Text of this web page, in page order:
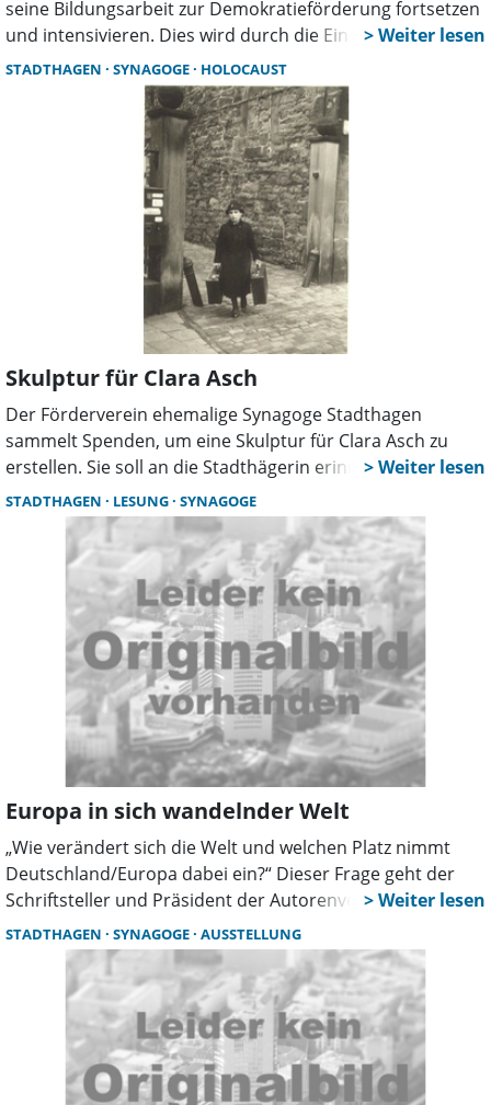
seine Bildungsarbeit zur Demokratieförderung fortsetzen
und intensivieren. Dies wird durch die Einrichtung einer
unbefristeten Stelle für eine Referentin möglich, die durch
einen Zuschuss des Landkreises sowie einen der
Rautenberg-Foundation finanziert wird.
STADTHAGEN SYNAGOGE HOLOCAUST
Skulptur für Clara Asch
Der Förderverein ehemalige Synagoge Stadthagen
sammelt Spenden, um eine Skulptur für Clara Asch zu
erstellen. Sie soll an die Stadthägerin erinnern ebenso wie
die anderen Juden aus Schaumburg, die in der NS-Zeit
ermordet wurden.
STADTHAGEN LESUNG SYNAGOGE
Europa in sich wandelnder Welt
„Wie verändert sich die Welt und welchen Platz nimmt
Deutschland/Europa dabei ein?“ Dieser Frage geht der
Schriftsteller und Präsident der Autorenvereinigung PEN
Deutschland Dr. Matthias Politycki bei einer
Veranstaltung am Donnerstag, dem 22. Januar, um 19.30
Uhr in der ehemaligen Synagoge in Stadthagen nach.
STADTHAGEN SYNAGOGE AUSSTELLUNG